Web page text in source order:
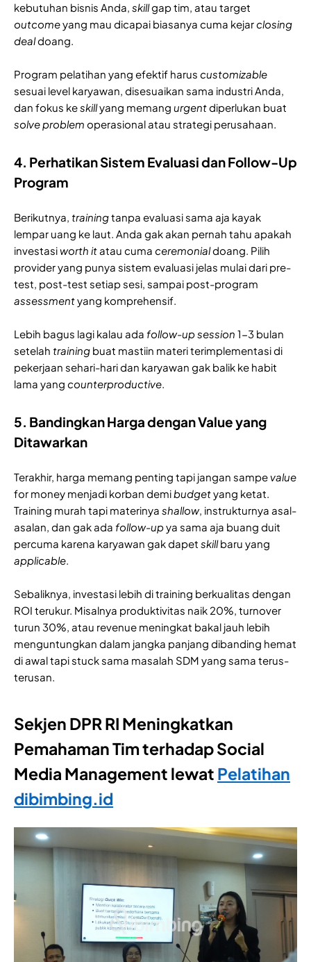
kebutuhan bisnis Anda, skillgap tim, atau target
outcomeyang mau dicapai biasanya cuma kejarclosing
dealdoang.
Program pelatihan yang efektif harus customizable
sesuai level karyawan, disesuaikan sama industri Anda,
dan fokus keskillyang memang urgentdiperlukan buat
solve problem operasional atau strategi perusahaan.
4. Perhatikan Sistem Evaluasi dan Follow-Up
Program
Berikutnya, trainingtanpa evaluasi sama aja kayak
lempar uang ke laut. Anda gak akan pernah tahu apakah
investasiworth itatau cuma ceremonialdoang. Pilih
provider yang punya sistem evaluasi jelas mulai dari pre-
test, post-test setiap sesi, sampai post-program
assessmentyang komprehensif.
Lebih bagus lagi kalau ada follow-up session 1-3 bulan
setelah training buat mastiin materi terimplementasi di
pekerjaan sehari-hari dan karyawan gak balik ke habit
lama yang counterproductive.
5. Bandingkan Harga dengan Value yang
Ditawarkan
Terakhir, harga memang penting tapi jangan sampevalue
for money menjadi korban demibudgetyang ketat.
Training murah tapi materinya shallow, instrukturnya asal-
asalan, dan gak ada follow-upya sama aja buang duit
percuma karena karyawan gak dapet skillbaru yang
applicable.
Sebaliknya, investasi lebih di training berkualitas dengan
ROI terukur. Misalnya produktivitas naik 20%, turnover
turun 30%, atau revenue meningkat bakal jauh lebih
menguntungkan dalam jangka panjang dibanding hemat
di awal tapi stuck sama masalah SDM yang sama terus-
terusan.
Sekjen DPR RI Meningkatkan
Pemahaman Tim terhadap Social
Media Management lewat Pelatihan
dibimbing.id